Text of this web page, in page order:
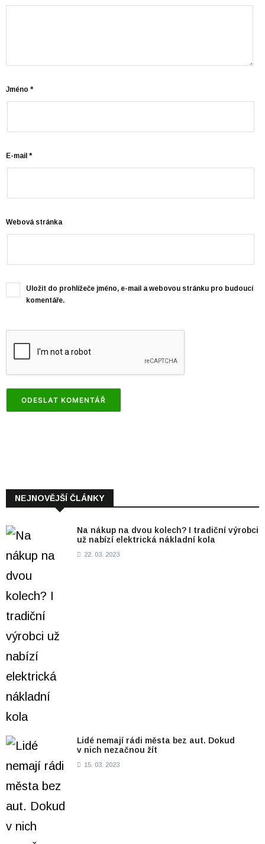
Jméno *
E-mail *
Webová stránka
Uložit do prohlížeče jméno, e-mail a webovou stránku pro budoucí
komentáře.
NEJNOVĚJŠÍ ČLÁNKY
Na nákup na dvou kolech? I tradiční výrobci
už nabízí elektrická nákladní kola
22. 03. 2023
Lidé nemají rádi města bez aut. Dokud
v nich nezačnou žít
15. 03. 2023